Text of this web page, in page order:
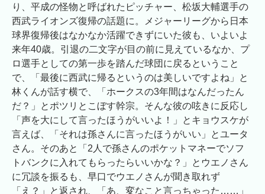
り、平成の怪物と呼ばれたピッチャー、松坂大輔選手の
西武ライオンズ復帰の話題に。メジャーリーグから日本
球界復帰後はなかなか活躍できずにいた彼も、いよいよ
来年40歳。引退の二文字が目の前に見えているなか、プ
ロ選手としての第一歩を踏んだ球団に戻るということ
で、「最後に西武に帰るというのは美しいですよね」と
林くんが話す横で、「ホークスの3年間はなんだったん
だ？」とポツリとこぼす幹宗。そんな彼の呟きに反応し
「声を大にして言ったほうがいいよ！」とキョウスケが
言えば、「それは孫さんに言ったほうがいい」とユータ
さん。そのあと「2人で孫さんのポケットマネーでソフ
トバンクに入れてもらったらいいかな？」とウエノさん
に冗談を振るも、早口でウエノさんが聞き取れず
「え？」と返され、「あ、変なこと言っちゃった……」